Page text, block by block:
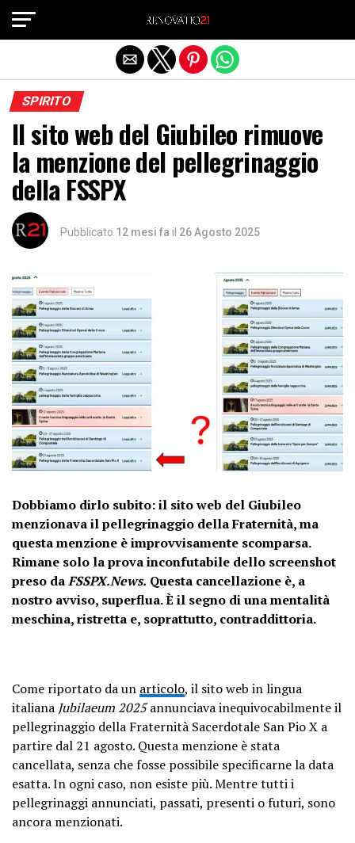
SPIRITO
Il sito web del Giubileo rimuove
la menzione del pellegrinaggio
della FSSPX
Pubblicato 12 mesi fa il 26 Agosto 2025
Dobbiamo dirlo subito: il sito web del Giubileo
menzionava il pellegrinaggio della Fraternità, ma
questa menzione è improvvisamente scomparsa.
Rimane solo la prova inconfutabile dello screenshot
preso daFSSPX.News. Questa cancellazione è, a
nostro avviso, superflua. È il segno di una mentalità
meschina, ristretta e, soprattutto, contraddittoria.
Come riportato da un articolo, il sito web in lingua
italiana Jubilaeum 2025annunciava inequivocabilmente il
pellegrinaggio della Fraternità Sacerdotale San Pio X a
partire dal 21 agosto. Questa menzione è stata
cancellata, senza che fosse possibile specificarne la data
esatta. In ogni caso, non esiste più. Mentre tutti i
pellegrinaggi annunciati, passati, presenti o futuri, sono
ancora menzionati.
Exit mobile version